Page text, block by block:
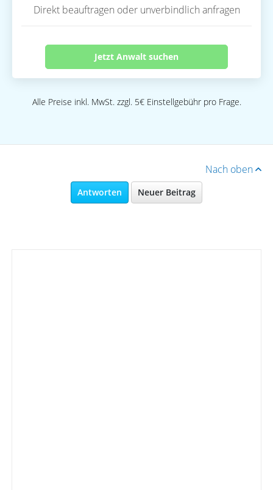
Direkt beauftragen oder unverbindlich anfragen
Jetzt Anwalt suchen
Alle Preise inkl. MwSt. zzgl. 5€ Einstellgebühr pro Frage.
Nach oben
Antworten Neuer Beitrag